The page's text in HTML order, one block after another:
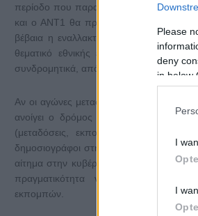
Please
deny
in below
I
I
περίοδο που παραδοσιακά
και ο ΑΝΤ1 θα προβληματιστεί για το
βέβαια η εναλλακτική του Neon, όπως
θεματικό εθνικής εμβέλειας. Εκτός
συνδρομητικά, από τη νέα streaming
Αν οι αγώνες μεταφερθούν στο Neon
ανοίγει ο δρόμος για την έμμεση
(μεταδόσεις, εκπομπές) δεν
δημοσιογράφοι στην παραγωγή ανοίγει ο
αίτημα στην κυβέρνηση, το κανάλι να
πραγματικότητα να μεταδίδει
εκπομπών.